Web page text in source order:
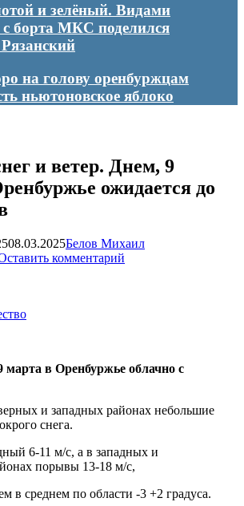
и зелёный. Видами
с борта МКС поделился
на голову оренбуржцам
ньютоновское яблоко
и ветер. Днем, 9
ожидается до
08.03.2025Белов Михаил
комментарий
марта в Оренбуржье облачно с
и западных районах небольшие
снега.
6-11 м/с, а в западных и
порывы 13-18 м/с,
в среднем по области -3 +2 градуса.